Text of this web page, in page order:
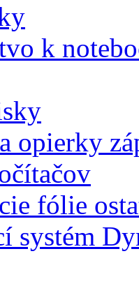
k
opierky
fólie
systém